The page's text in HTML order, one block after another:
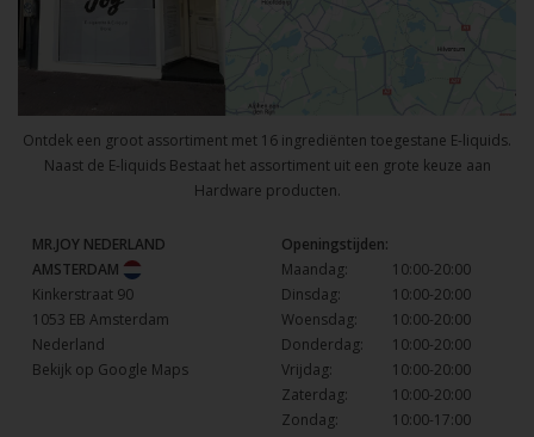
Ontdek een groot assortiment met 16 ingrediënten toegestane E-liquids.
Naast de E-liquids Bestaat het assortiment uit een grote keuze aan
Hardware producten.
MR.JOY NEDERLAND
AMSTERDAM
Kinkerstraat 90
1053 EB Amsterdam
Nederland
Bekijk op Google Maps
Openingstijden:
Maandag:
10:00-20:00
Dinsdag:
10:00-20:00
Woensdag:
10:00-20:00
Donderdag:
10:00-20:00
Vrijdag:
10:00-20:00
Zaterdag:
10:00-20:00
Zondag:
10:00-17:00